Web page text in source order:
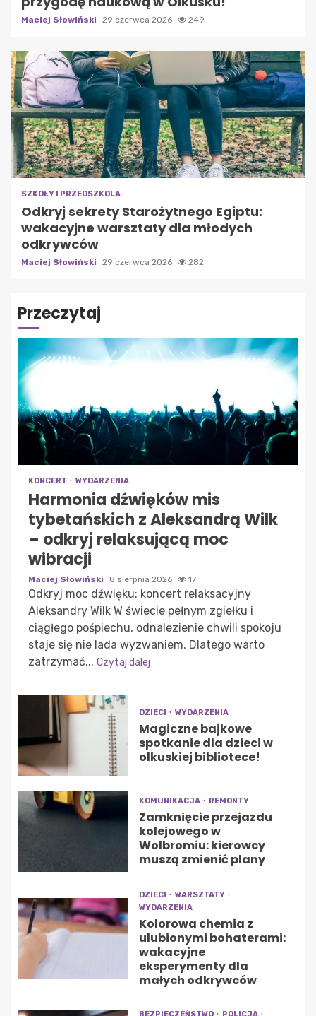
Maciej Słowiński 29 czerwca 2026 249
SZKOŁY I PRZEDSZKOLA
Odkryj sekrety Starożytnego Egiptu:
wakacyjne warsztaty dla młodych
odkrywców
Maciej Słowiński 29 czerwca 2026 282
Przeczytaj
KONCERT WYDARZENIA
Harmonia dźwięków mis
tybetańskich z Aleksandrą Wilk
– odkryj relaksującą moc
wibracji
Maciej Słowiński 8 sierpnia 2026 17
Odkryj moc dźwięku: koncert relaksacyjny
Aleksandry Wilk W świecie pełnym zgiełku i
ciągłego pośpiechu, odnalezienie chwili spokoju
staje się nie lada wyzwaniem. Dlatego warto
zatrzymać... Czytaj dalej
DZIECI WYDARZENIA
Magiczne bajkowe
spotkanie dla dzieci w
olkuskiej bibliotece!
KOMUNIKACJA REMONTY
Zamknięcie przejazdu
kolejowego w
Wolbromiu: kierowcy
muszą zmienić plany
DZIECI
WARSZTATY
WYDARZENIA
Kolorowa chemia z
ulubionymi bohaterami:
wakacyjne
eksperymenty dla
małych odkrywców
BEZPIECZEŃSTWO POLICJA